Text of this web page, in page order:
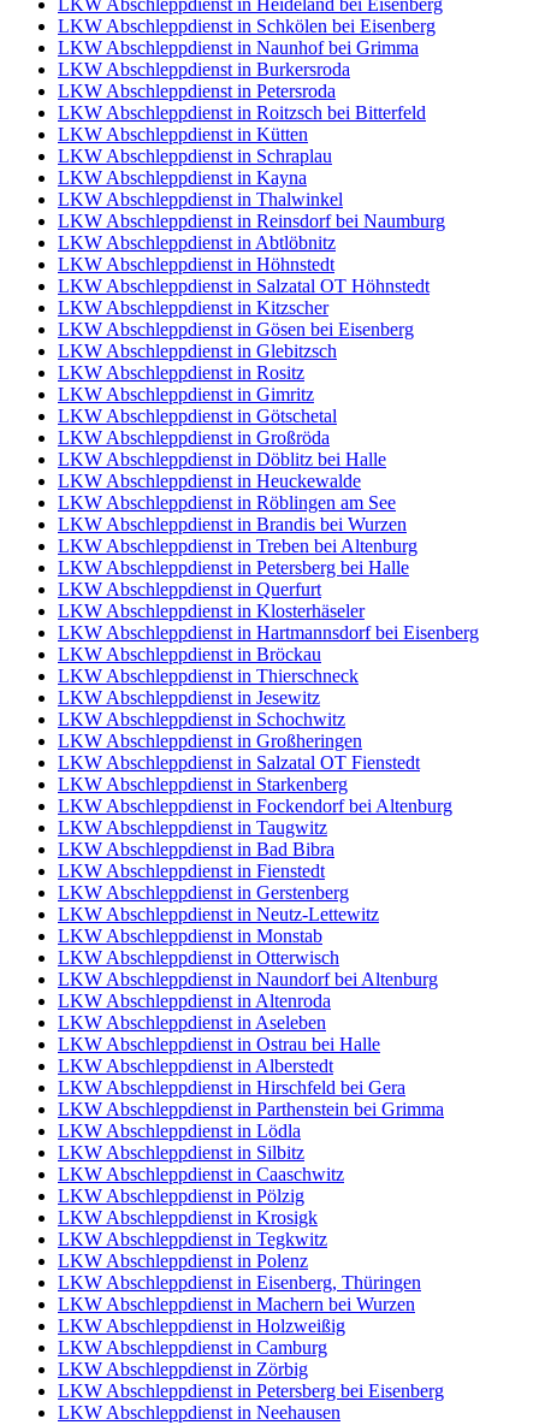
LKW Abschleppdienst in Schkölen bei Eisenberg
LKW Abschleppdienst in Naunhof bei Grimma
LKW Abschleppdienst in Burkersroda
LKW Abschleppdienst in Petersroda
LKW Abschleppdienst in Roitzsch bei Bitterfeld
LKW Abschleppdienst in Kütten
LKW Abschleppdienst in Schraplau
LKW Abschleppdienst in Kayna
LKW Abschleppdienst in Thalwinkel
LKW Abschleppdienst in Reinsdorf bei Naumburg
LKW Abschleppdienst in Abtlöbnitz
LKW Abschleppdienst in Höhnstedt
LKW Abschleppdienst in Salzatal OT Höhnstedt
LKW Abschleppdienst in Kitzscher
LKW Abschleppdienst in Gösen bei Eisenberg
LKW Abschleppdienst in Glebitzsch
LKW Abschleppdienst in Rositz
LKW Abschleppdienst in Gimritz
LKW Abschleppdienst in Götschetal
LKW Abschleppdienst in Großröda
LKW Abschleppdienst in Döblitz bei Halle
LKW Abschleppdienst in Heuckewalde
LKW Abschleppdienst in Röblingen am See
LKW Abschleppdienst in Brandis bei Wurzen
LKW Abschleppdienst in Treben bei Altenburg
LKW Abschleppdienst in Petersberg bei Halle
LKW Abschleppdienst in Querfurt
LKW Abschleppdienst in Klosterhäseler
LKW Abschleppdienst in Hartmannsdorf bei Eisenberg
LKW Abschleppdienst in Bröckau
LKW Abschleppdienst in Thierschneck
LKW Abschleppdienst in Jesewitz
LKW Abschleppdienst in Schochwitz
LKW Abschleppdienst in Großheringen
LKW Abschleppdienst in Salzatal OT Fienstedt
LKW Abschleppdienst in Starkenberg
LKW Abschleppdienst in Fockendorf bei Altenburg
LKW Abschleppdienst in Taugwitz
LKW Abschleppdienst in Bad Bibra
LKW Abschleppdienst in Fienstedt
LKW Abschleppdienst in Gerstenberg
LKW Abschleppdienst in Neutz-Lettewitz
LKW Abschleppdienst in Monstab
LKW Abschleppdienst in Otterwisch
LKW Abschleppdienst in Naundorf bei Altenburg
LKW Abschleppdienst in Altenroda
LKW Abschleppdienst in Aseleben
LKW Abschleppdienst in Ostrau bei Halle
LKW Abschleppdienst in Alberstedt
LKW Abschleppdienst in Hirschfeld bei Gera
LKW Abschleppdienst in Parthenstein bei Grimma
LKW Abschleppdienst in Lödla
LKW Abschleppdienst in Silbitz
LKW Abschleppdienst in Caaschwitz
LKW Abschleppdienst in Pölzig
LKW Abschleppdienst in Krosigk
LKW Abschleppdienst in Tegkwitz
LKW Abschleppdienst in Polenz
LKW Abschleppdienst in Eisenberg, Thüringen
LKW Abschleppdienst in Machern bei Wurzen
LKW Abschleppdienst in Holzweißig
LKW Abschleppdienst in Camburg
LKW Abschleppdienst in Zörbig
LKW Abschleppdienst in Petersberg bei Eisenberg
LKW Abschleppdienst in Neehausen